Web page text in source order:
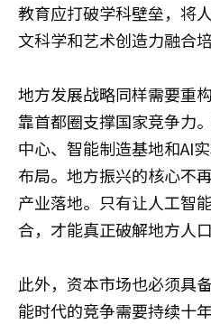
教育应打破学科壁垒，将
文科学和艺术创造力融合培
地方发展战略同样需要重
靠首都圈支撑国家竞争力
中心、智能制造基地和AI
布局。地方振兴的核心不
产业落地。只有让人工智
合，才能真正破解地方人
此外，资本市场也必须具
能时代的竞争需要持续十